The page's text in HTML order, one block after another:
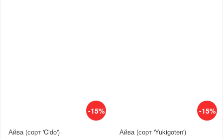
-15%
Айва (сорт 'Cido')
-15%
Айва (сорт 'Yukigoten')